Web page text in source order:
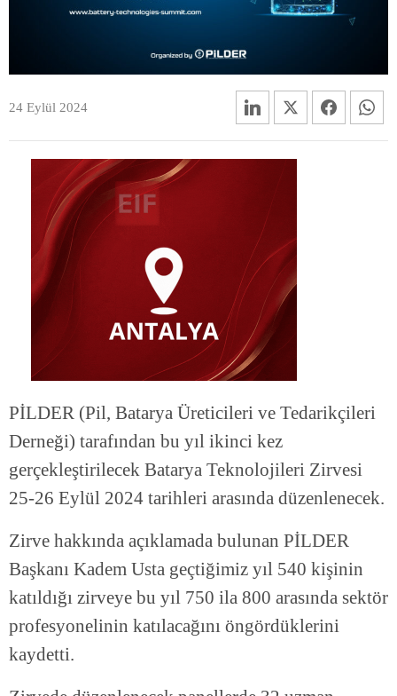
24 Eylül 2024
PİLDER (Pil, Batarya Üreticileri ve Tedarikçileri
Derneği) tarafından bu yıl ikinci kez
gerçekleştirilecek Batarya Teknolojileri Zirvesi
25-26 Eylül 2024 tarihleri arasında düzenlenecek.
Zirve hakkında açıklamada bulunan PİLDER
Başkanı Kadem Usta geçtiğimiz yıl 540 kişinin
katıldığı zirveye bu yıl 750 ila 800 arasında sektör
profesyonelinin katılacağını öngördüklerini
kaydetti.